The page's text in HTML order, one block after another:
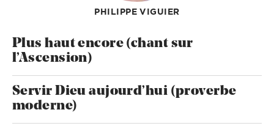
PHILIPPE VIGUIER
Plus haut encore (chant sur
l’Ascension)
Servir Dieu aujourd’hui (proverbe
moderne)